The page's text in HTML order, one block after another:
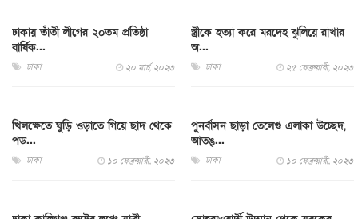
ঢাকায় তাঁতী লীগের ২০তম প্রতিষ্ঠা
বার্ষিক...
ঢাকা ২০ মার্চ, ২০২৩
স্ত্রীকে হত্যা করে মরদেহ ঝুলিয়ে রাখার
অ...
ঢাকা ২৫ ফেব্রুয়ারী, ২০২৩
খিলক্ষেতে ঘুড়ি ওড়াতে গিয়ে ছাদ থেকে
পড...
ঢাকা ১০ ফেব্রুয়ারী, ২০২৩
পুনর্বাসন ছাড়া তেলেগু এলাকা উচ্ছেদ,
আতঙ্...
ঢাকা ১০ ফেব্রুয়ারী, ২০২৩